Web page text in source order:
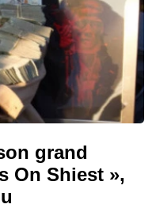
grand
On Shiest »,